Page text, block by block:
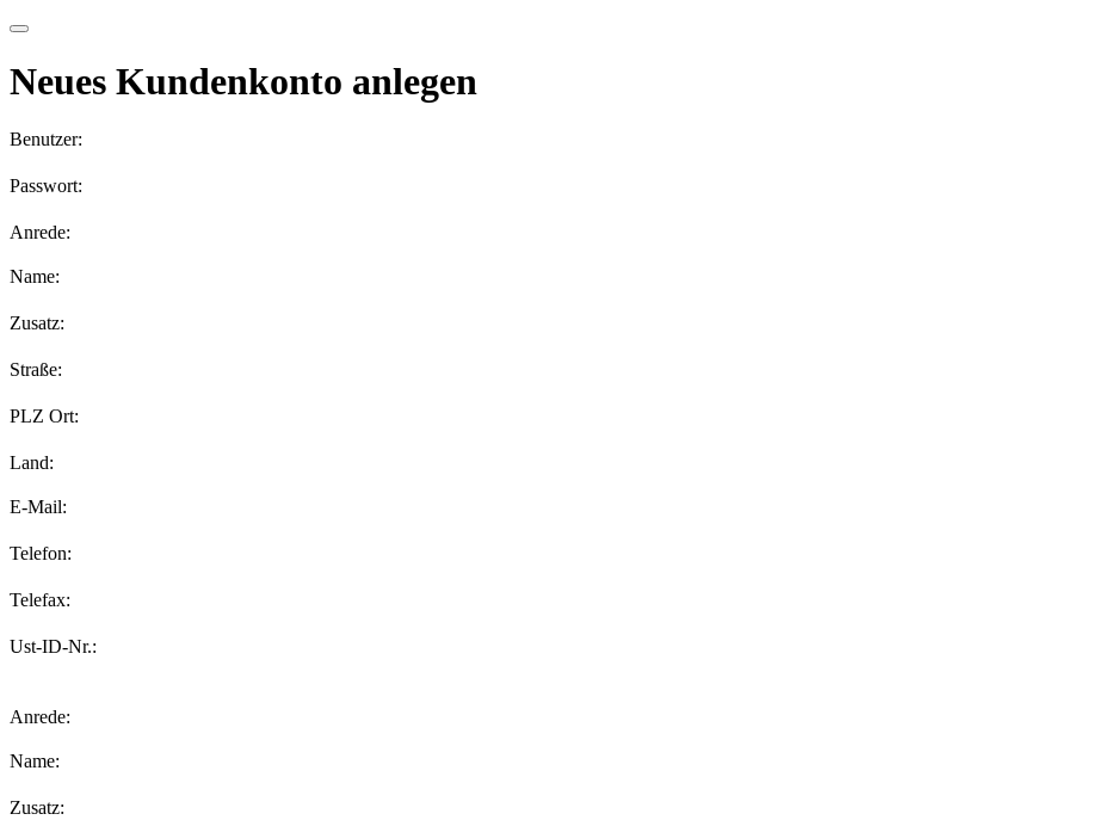
Neues Kundenkonto anlegen
Benutzer:
Passwort:
Anrede:
Name:
Zusatz:
Straße:
PLZ Ort:
Land:
E-Mail:
Telefon:
Telefax:
Ust-ID-Nr.:
Anrede:
Name:
Zusatz: